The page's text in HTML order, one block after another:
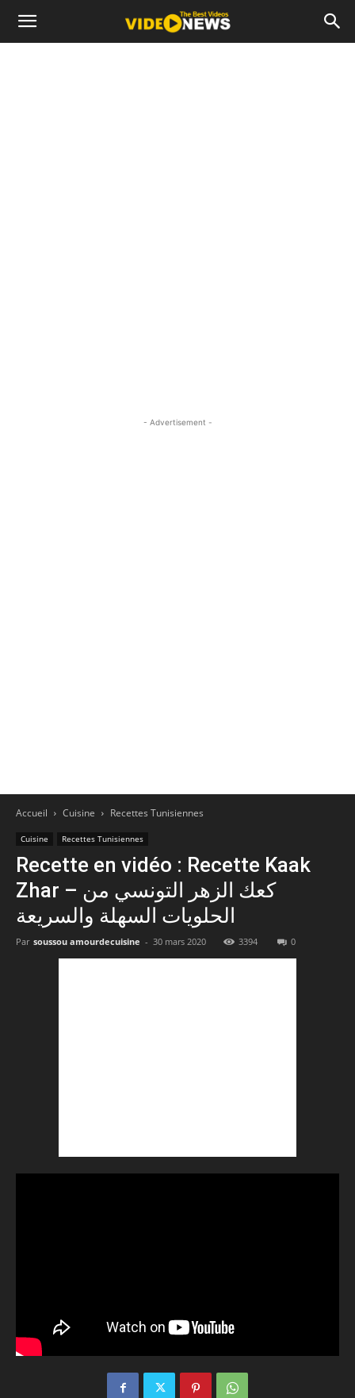
- Advertisement -
Accueil Cuisine Recettes Tunisiennes
Cuisine Recettes Tunisiennes
Recette en vidéo : Recette Kaak
Zhar – كعك الزهر التونسي من
الحلويات السهلة والسريعة
Par soussou amourdecuisine - 30 mars 2020 3394 0